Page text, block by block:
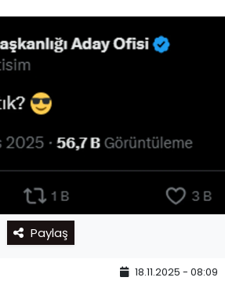
Paylaş
18.11.2025 - 08:09